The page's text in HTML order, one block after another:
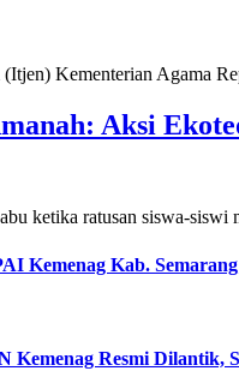
Kementerian Agama
Aksi
ketika ratusan siswa-
Kemenag Kab.
Kemenag Resmi Dilantik,